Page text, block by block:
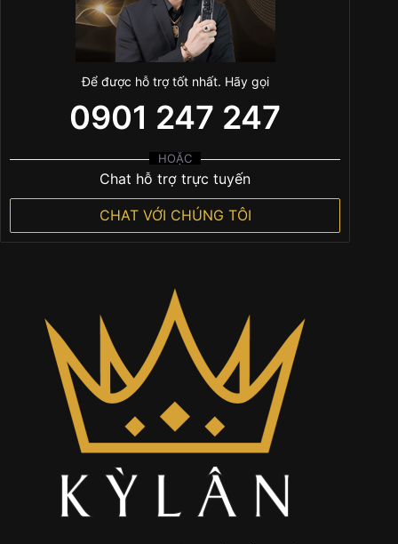
Để được hỗ trợ tốt nhất. Hãy gọi
0901 247 247
HOẶC
Chat hỗ trợ trực tuyến
CHAT VỚI CHÚNG TÔI